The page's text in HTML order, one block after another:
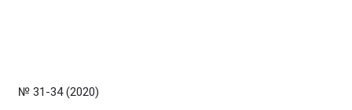
№ 31-34 (2020)